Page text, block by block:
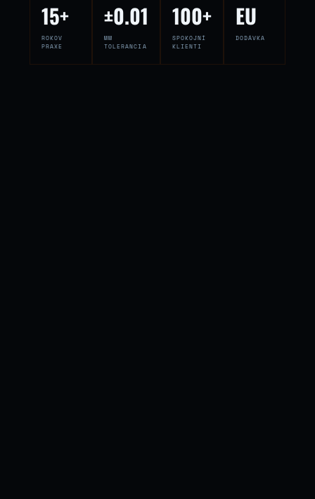
15+
ROKOV
PRAXE
±0.01
MM
TOLERANCIA
100+
SPOKOJNÍ
KLIENTI
EU
DODÁVKA